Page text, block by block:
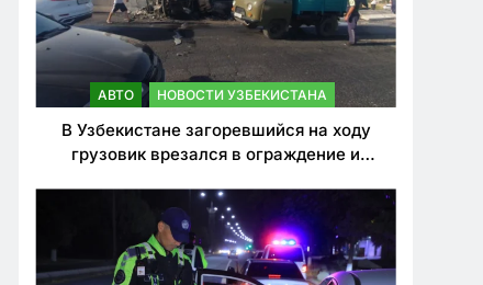
АВТО НОВОСТИ УЗБЕКИСТАНА
В Узбекистане загоревшийся на ходу
грузовик врезался в ограждение и